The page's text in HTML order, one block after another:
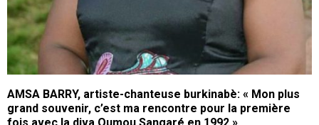
AMSA BARRY, artiste-chanteuse burkinabè: « Mon plus
grand souvenir, c’est ma rencontre pour la première